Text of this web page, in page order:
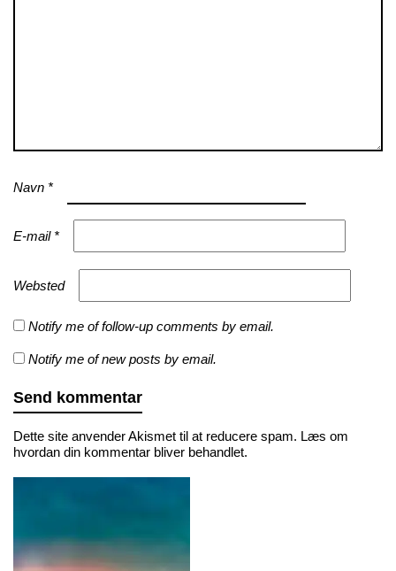
Navn *
E-mail *
Websted
Notify me of follow-up comments by email.
Notify me of new posts by email.
Dette site anvender Akismet til at reducere spam. Læs om
hvordan din kommentar bliver behandlet.